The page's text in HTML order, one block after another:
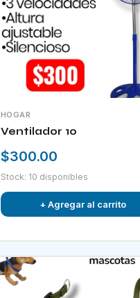
HOGAR
Ventilador 10
$300.00
Stock: 10 disponibles
+ Agregar al carrito